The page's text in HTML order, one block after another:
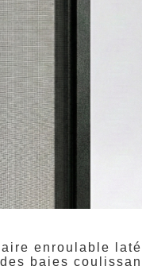
enroulable
baies